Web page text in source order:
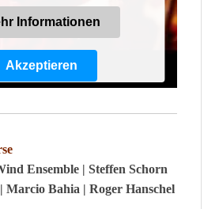
Informationen
Akzeptieren
Platform
Ensemble | Steffen Schorn
Marcio Bahia | Roger Hanschel